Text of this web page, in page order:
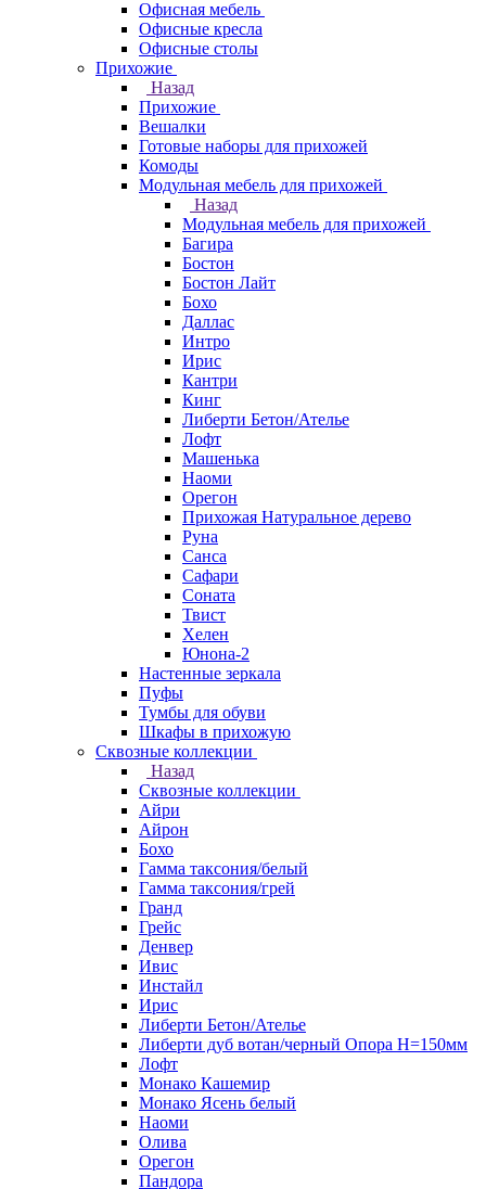
Офисная мебель
Офисные кресла
Офисные столы
Прихожие
Назад
Прихожие
Вешалки
Готовые наборы для прихожей
Комоды
Модульная мебель для прихожей
Назад
Модульная мебель для прихожей
Багира
Бостон
Бостон Лайт
Бохо
Даллас
Интро
Ирис
Кантри
Кинг
Либерти Бетон/Ателье
Лофт
Машенька
Наоми
Орегон
Прихожая Натуральное дерево
Руна
Санса
Сафари
Соната
Твист
Хелен
Юнона-2
Настенные зеркала
Пуфы
Тумбы для обуви
Шкафы в прихожую
Сквозные коллекции
Назад
Сквозные коллекции
Айри
Айрон
Бохо
Гамма таксония/белый
Гамма таксония/грей
Гранд
Грейс
Денвер
Ивис
Инстайл
Ирис
Либерти Бетон/Ателье
Либерти дуб вотан/черный Опора Н=150мм
Лофт
Монако Кашемир
Монако Ясень белый
Наоми
Олива
Орегон
Пандора